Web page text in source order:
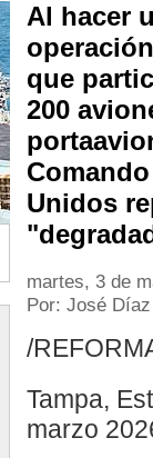
Al hacer
que
200
Unidos
martes, 3 de
Por: José
/
Tampa,
marzo